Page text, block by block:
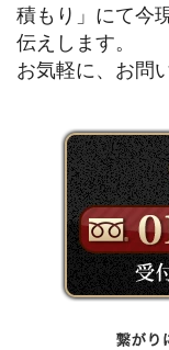
積もり」にて今
伝えします。
お気軽に、お問